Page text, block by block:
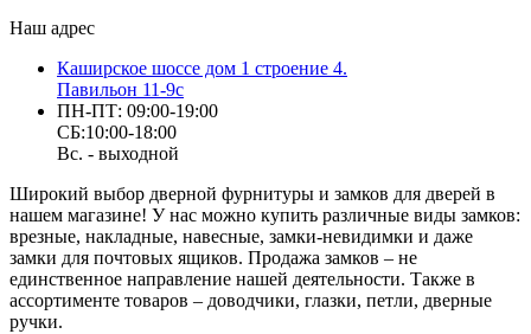
Наш адрес
Каширское шоссе дом 1 строение 4.
Павильон 11-9с
ПН-ПТ: 09:00-19:00
СБ:10:00-18:00
Вс. - выходной
Широкий выбор дверной фурнитуры и замков для дверей в
нашем магазине! У нас можно купить различные виды замков:
врезные, накладные, навесные, замки-невидимки и даже
замки для почтовых ящиков. Продажа замков – не
единственное направление нашей деятельности. Также в
ассортименте товаров – доводчики, глазки, петли, дверные
ручки.